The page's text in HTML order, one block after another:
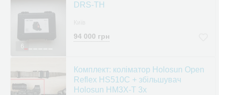
6
DRS-TH
94 000 грн
Комплект: коліматор Holosun Open
Reflex HS510C + збільшувач
Holosun HM3X-T 3x